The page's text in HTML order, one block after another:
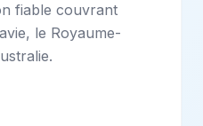
fiable couvrant
le Royaume-